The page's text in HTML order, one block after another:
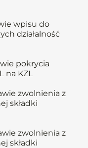
wpisu do
działalność
pokrycia
na KZL
zwolnienia z
składki
zwolnienia z
składki